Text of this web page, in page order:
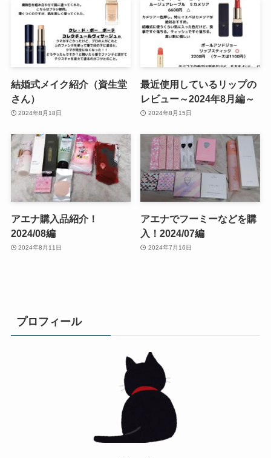
結婚式メイク紹介（資生堂
さん）
2024年8月18日
最近使用しているリップの
レビュー～2024年8月編～
2024年8月15日
アエナ購入品紹介！
2024/08編
2024年8月11日
アエナでフーミーなどを購
入！2024/07編
2024年7月16日
プロフィール